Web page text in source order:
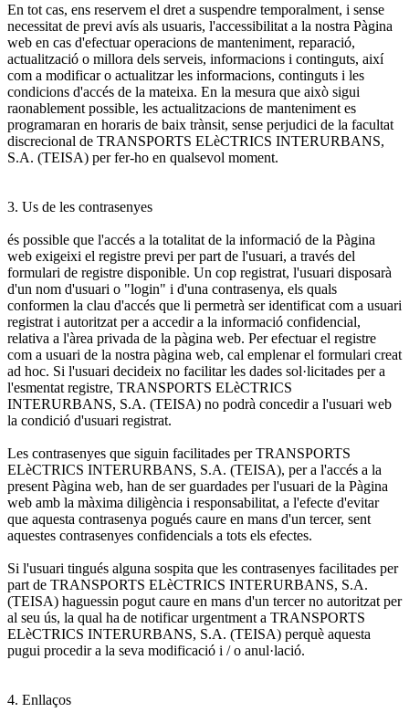
En tot cas, ens reservem el dret a suspendre temporalment, i sense
necessitat de previ avís als usuaris, l'accessibilitat a la nostra Pàgina
web en cas d'efectuar operacions de manteniment, reparació,
actualització o millora dels serveis, informacions i continguts, així
com a modificar o actualitzar les informacions, continguts i les
condicions d'accés de la mateixa. En la mesura que això sigui
raonablement possible, les actualitzacions de manteniment es
programaran en horaris de baix trànsit, sense perjudici de la facultat
discrecional de TRANSPORTS ELèCTRICS INTERURBANS,
S.A. (TEISA) per fer-ho en qualsevol moment.
3. Us de les contrasenyes
és possible que l'accés a la totalitat de la informació de la Pàgina
web exigeixi el registre previ per part de l'usuari, a través del
formulari de registre disponible. Un cop registrat, l'usuari disposarà
d'un nom d'usuari o "login" i d'una contrasenya, els quals
conformen la clau d'accés que li permetrà ser identificat com a usuari
registrat i autoritzat per a accedir a la informació confidencial,
relativa a l'àrea privada de la pàgina web. Per efectuar el registre
com a usuari de la nostra pàgina web, cal emplenar el formulari creat
ad hoc. Si l'usuari decideix no facilitar les dades sol·licitades per a
l'esmentat registre, TRANSPORTS ELèCTRICS
INTERURBANS, S.A. (TEISA) no podrà concedir a l'usuari web
la condició d'usuari registrat.
Les contrasenyes que siguin facilitades per TRANSPORTS
ELèCTRICS INTERURBANS, S.A. (TEISA), per a l'accés a la
present Pàgina web, han de ser guardades per l'usuari de la Pàgina
web amb la màxima diligència i responsabilitat, a l'efecte d'evitar
que aquesta contrasenya pogués caure en mans d'un tercer, sent
aquestes contrasenyes confidencials a tots els efectes.
Si l'usuari tingués alguna sospita que les contrasenyes facilitades per
part de TRANSPORTS ELèCTRICS INTERURBANS, S.A.
(TEISA) haguessin pogut caure en mans d'un tercer no autoritzat per
al seu ús, la qual ha de notificar urgentment a TRANSPORTS
ELèCTRICS INTERURBANS, S.A. (TEISA) perquè aquesta
pugui procedir a la seva modificació i / o anul·lació.
4. Enllaços